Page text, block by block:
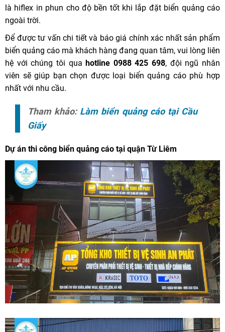
là hiflex in phun cho độ bền tốt khi lắp đặt biển quảng cáo
ngoài trời.
Để được tư vấn chi tiết và báo giá chính xác nhất sản phẩm
biển quảng cáo mà khách hàng đang quan tâm, vui lòng liên
hệ với chúng tôi quahotline 0988 425 698, đội ngũ nhân
viên sẽ giúp bạn chọn được loại biển quảng cáo phù hợp
nhất với nhu cầu.
Tham khảo: Làm biển quảng cáo tại Cầu
Giấy
Dự án thi công biển quảng cáo tại quận Từ Liêm